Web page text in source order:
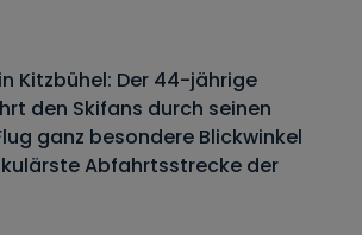
Kitzbühel: Der 44-jährige
den Skifans durch seinen
ganz besondere Blickwinkel
Abfahrtsstrecke der